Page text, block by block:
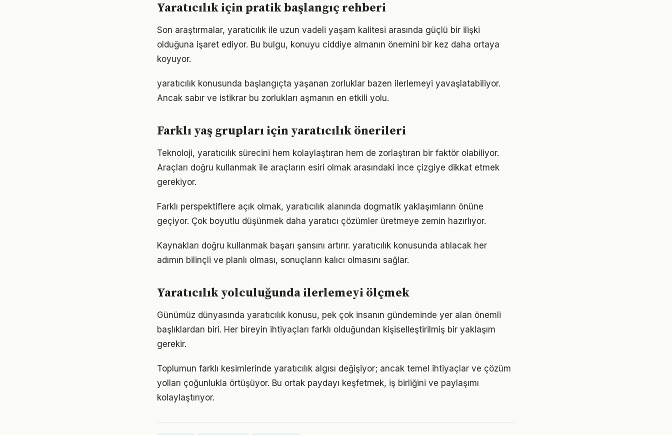
Yaratıcılık için pratik başlangıç rehberi
Son araştırmalar, yaratıcılık ile uzun vadeli yaşam kalitesi arasında güçlü bir ilişki
olduğuna işaret ediyor. Bu bulgu, konuyu ciddiye almanın önemini bir kez daha ortaya
koyuyor.
yaratıcılık konusunda başlangıçta yaşanan zorluklar bazen ilerlemeyi yavaşlatabiliyor.
Ancak sabır ve istikrar bu zorlukları aşmanın en etkili yolu.
Farklı yaş grupları için yaratıcılık önerileri
Teknoloji, yaratıcılık sürecini hem kolaylaştıran hem de zorlaştıran bir faktör olabiliyor.
Araçları doğru kullanmak ile araçların esiri olmak arasındaki ince çizgiye dikkat etmek
gerekiyor.
Farklı perspektiflere açık olmak, yaratıcılık alanında dogmatik yaklaşımların önüne
geçiyor. Çok boyutlu düşünmek daha yaratıcı çözümler üretmeye zemin hazırlıyor.
Kaynakları doğru kullanmak başarı şansını artırır. yaratıcılık konusunda atılacak her
adımın bilinçli ve planlı olması, sonuçların kalıcı olmasını sağlar.
Yaratıcılık yolculuğunda ilerlemeyi ölçmek
Günümüz dünyasında yaratıcılık konusu, pek çok insanın gündeminde yer alan önemli
başlıklardan biri. Her bireyin ihtiyaçları farklı olduğundan kişiselleştirilmiş bir yaklaşım
gerekir.
Toplumun farklı kesimlerinde yaratıcılık algısı değişiyor; ancak temel ihtiyaçlar ve çözüm
yolları çoğunlukla örtüşüyor. Bu ortak paydayı keşfetmek, iş birliğini ve paylaşımı
kolaylaştırıyor.